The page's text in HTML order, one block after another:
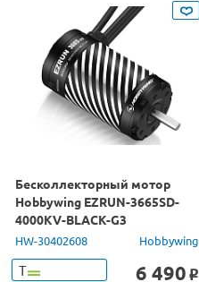
Бесколлекторный мотор
Hobbywing EZRUN-3665SD-
4000KV-BLACK-G3
(5.00/16.5мм, 1/10)
бессенсорный
HW-30402608 Hobbywing
Т 6 490 o